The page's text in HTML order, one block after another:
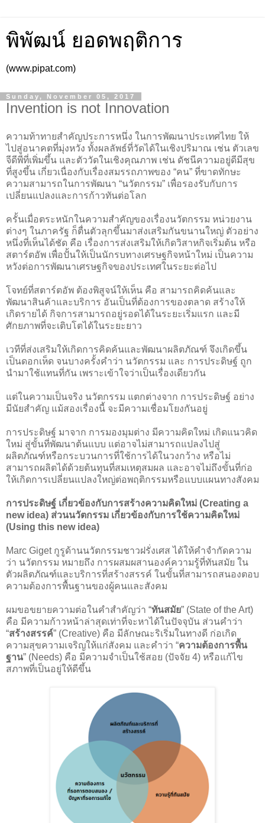
พิพัฒน์ ยอดพฤติการ
(www.pipat.com)
Sunday, November 05, 2017
Invention is not Innovation
ความท้าทายสำคัญประการหนึ่ง ในการพัฒนาประเทศไทย ให้
ไปสู่อนาคตที่มุ่งหวัง ทั้งผลลัพธ์ที่วัดได้ในเชิงปริมาณ เช่น ตัวเลข
จีดีพีที่เพิ่มขึ้น และตัววัดในเชิงคุณภาพ เช่น ดัชนีความอยู่ดีมีสุข
ที่สูงขึ้น เกี่ยวเนื่องกับเรื่องสมรรถภาพของ “คน” ที่ขาดทักษะ
ความสามารถในการพัฒนา “นวัตกรรม” เพื่อรองรับกับการ
เปลี่ยนแปลงและการก้าวทันต่อโลก
ครั้นเมื่อตระหนักในความสำคัญของเรื่องนวัตกรรม หน่วยงาน
ต่างๆ ในภาครัฐ ก็ตื่นตัวลุกขึ้นมาส่งเสริมกันขนานใหญ่ ตัวอย่าง
หนึ่งที่เห็นได้ชัด คือ เรื่องการส่งเสริมให้เกิดวิสาหกิจเริ่มต้น หรือ
สตาร์ตอัพ เพื่อปั้นให้เป็นนักรบทางเศรษฐกิจหน้าใหม่ เป็นความ
หวังต่อการพัฒนาเศรษฐกิจของประเทศในระยะต่อไป
โจทย์ที่สตาร์ตอัพ ต้องพิสูจน์ให้เห็น คือ สามารถคิดค้นและ
พัฒนาสินค้าและบริการ อันเป็นที่ต้องการของตลาด สร้างให้
เกิดรายได้ กิจการสามารถอยู่รอดได้ในระยะเริ่มแรก และมี
ศักยภาพที่จะเติบโตได้ในระยะยาว
เวทีที่ส่งเสริมให้เกิดการคิดค้นและพัฒนาผลิตภัณฑ์ จึงเกิดขึ้น
เป็นดอกเห็ด จนบางครั้งคำว่า นวัตกรรม และ การประดิษฐ์ ถูก
นำมาใช้แทนที่กัน เพราะเข้าใจว่าเป็นเรื่องเดียวกัน
แต่ในความเป็นจริง นวัตกรรม แตกต่างจาก การประดิษฐ์ อย่าง
มีนัยสำคัญ แม้สองเรื่องนี้ จะมีความเชื่อมโยงกันอยู่
การประดิษฐ์ มาจาก การมองมุมต่าง มีความคิดใหม่ เกิดแนวคิด
ใหม่ สู่ขั้นที่พัฒนาต้นแบบ แต่อาจไม่สามารถแปลงไปสู่
ผลิตภัณฑ์หรือกระบวนการที่ใช้การได้ในวงกว้าง หรือไม่
สามารถผลิตได้ด้วยต้นทุนที่สมเหตุสมผล และอาจไม่ถึงขั้นที่ก่อ
ให้เกิดการเปลี่ยนแปลงใหญ่ต่อพฤติกรรมหรือแบบแผนทางสังคม
การประดิษฐ์ เกี่ยวข้องกับการสร้างความคิดใหม่ (Creating a
new idea) ส่วนนวัตกรรม เกี่ยวข้องกับการใช้ความคิดใหม่
(Using this new idea)
Marc Giget กูรูด้านนวัตกรรมชาวฝรั่งเศส ได้ให้คำจำกัดความ
ว่า นวัตกรรม หมายถึง การผสมผสานองค์ความรู้ที่ทันสมัย ใน
ตัวผลิตภัณฑ์และบริการที่สร้างสรรค์ ในขั้นที่สามารถสนองตอบ
ความต้องการพื้นฐานของผู้คนและสังคม
ผมขอขยายความต่อในคำสำคัญว่า “ทันสมัย” (State of the Art)
คือ มีความก้าวหน้าล่าสุดเท่าที่จะหาได้ในปัจจุบัน ส่วนคำว่า
“สร้างสรรค์” (Creative) คือ มีลักษณะริเริ่มในทางดี ก่อเกิด
ความสุขความเจริญให้แก่สังคม และคำว่า “ความต้องการพื้น
ฐาน” (Needs) คือ มีความจำเป็นใช้สอย (ปัจจัย 4) หรือแก้ไข
สภาพที่เป็นอยู่ให้ดีขึ้น